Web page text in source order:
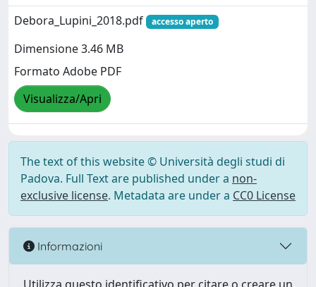
Debora_Lupini_2018.pdf
accesso aperto
Dimensione 3.46 MB
Formato Adobe PDF
Visualizza/Apri
The text of this website © Università degli studi di
Padova. Full Text are published under a non-
exclusive license. Metadata are under a CC0 License
Informazioni